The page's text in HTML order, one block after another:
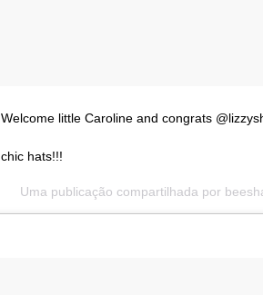
Welcome little Caroline and congrats
chic hats!!!
Uma publicação compartilhada por